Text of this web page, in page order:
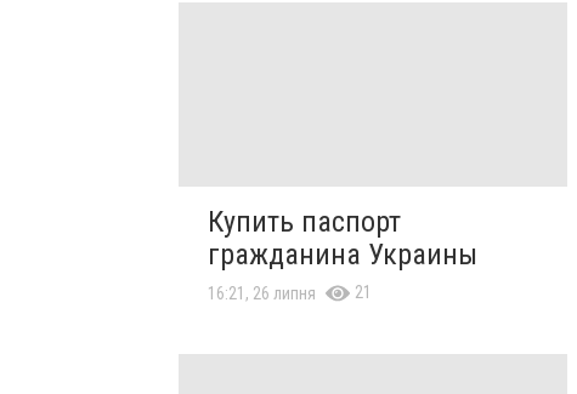
Купить паспорт
гражданина Украины
16:21, 26 липня 21